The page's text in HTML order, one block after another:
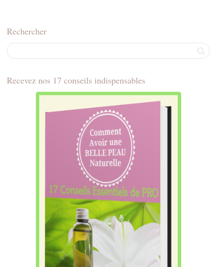
Rechercher
Recevez nos 17 conseils indispensables